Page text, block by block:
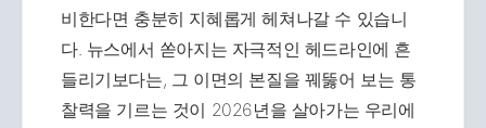
비한다면 충분히 지혜롭게 헤쳐나갈 수 있습니
다. 뉴스에서 쏟아지는 자극적인 헤드라인에 흔
들리기보다는, 그 이면의 본질을 꿰뚫어 보는 통
찰력을 기르는 것이 2026년을 살아가는 우리에